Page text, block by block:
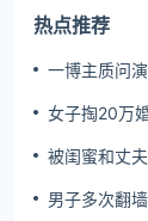
热点推荐
一博主质问
女子掏20万
被闺蜜和丈
男子多次翻